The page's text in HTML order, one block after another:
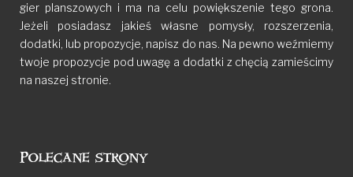
gier planszowych i ma na celu powiększenie tego grona.
Jeżeli posiadasz jakieś własne pomysły, rozszerzenia,
dodatki, lub propozycje, napisz do nas. Na pewno weźmiemy
twoje propozycje pod uwagę a dodatki z chęcią zamieścimy
na naszej stronie.
Polecane strony